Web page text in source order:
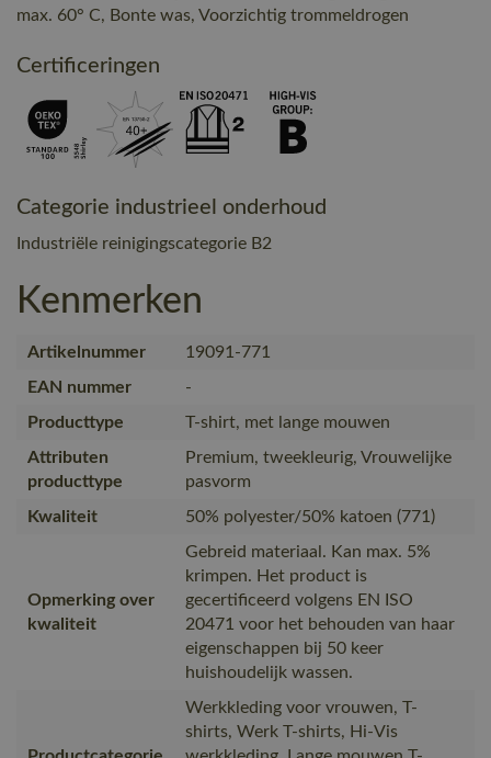
max. 60° C, Bonte was, Voorzichtig trommeldrogen
Certificeringen
Categorie industrieel onderhoud
Industriële reinigingscategorie B2
Kenmerken
Artikelnummer
19091-771
EAN nummer
-
Producttype
T-shirt, met lange mouwen
Attributen
producttype
Premium, tweekleurig, Vrouwelijke
pasvorm
Kwaliteit
50% polyester/50% katoen (771)
Opmerking over
kwaliteit
Gebreid materiaal. Kan max. 5%
krimpen. Het product is
gecertificeerd volgens EN ISO
20471 voor het behouden van haar
eigenschappen bij 50 keer
huishoudelijk wassen.
Werkkleding voor vrouwen, T-
shirts, Werk T-shirts, Hi-Vis